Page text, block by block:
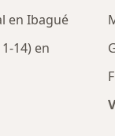
en Ibagué
14) en